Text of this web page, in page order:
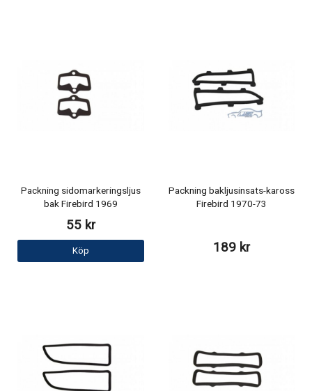
Packning sidomarkeringsljus
bak Firebird 1969
55 kr
Köp
Packning bakljusinsats-kaross
Firebird 1970-73
189 kr